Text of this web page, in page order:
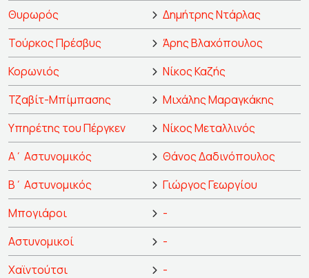
Θυρωρός
Δημήτρης Ντάρλας
Τούρκος Πρέσβυς
Άρης Βλαχόπουλος
Κορωνιός
Νίκος Καζής
Τζαβίτ-Μπίμπασης
Μιχάλης Μαραγκάκης
Υπηρέτης του Πέργκεν
Νίκος Μεταλλινός
Α΄ Αστυνομικός
Θάνος Δαδινόπουλος
Β΄ Αστυνομικός
Γιώργος Γεωργίου
Μπογιάροι
-
Αστυνομικοί
-
Χαϊντούτσι
-